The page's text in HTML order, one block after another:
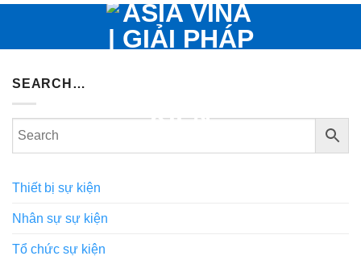
nội
SEARCH…
Thiết bị sự kiện
Nhân sự sự kiện
Tổ chức sự kiện